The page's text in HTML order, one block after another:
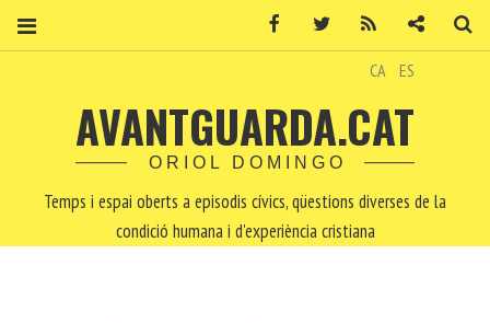
CA ES
AVANTGUARDA.CAT
ORIOL DOMINGO
Temps i espai oberts a episodis cívics, qüestions diverses de la
condició humana i d'experiència cristiana
Facebook Twitter Contacte